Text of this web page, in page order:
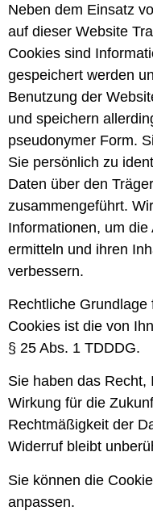
Neben dem Einsatz
auf dieser Website
Cookies sind
gespeichert werden
Benutzung der
und speichern
pseudonymer Form.
Sie persönlich zu
Daten über den
zusammengeführt.
Informationen, um
ermitteln und ihren
verbessern.
Rechtliche
Cookies ist die von
§ 25 Abs. 1 TDDDG.
Sie haben das Recht,
Wirkung für die
Rechtmäßigkeit der
Widerruf bleibt
Sie können die
anpassen.